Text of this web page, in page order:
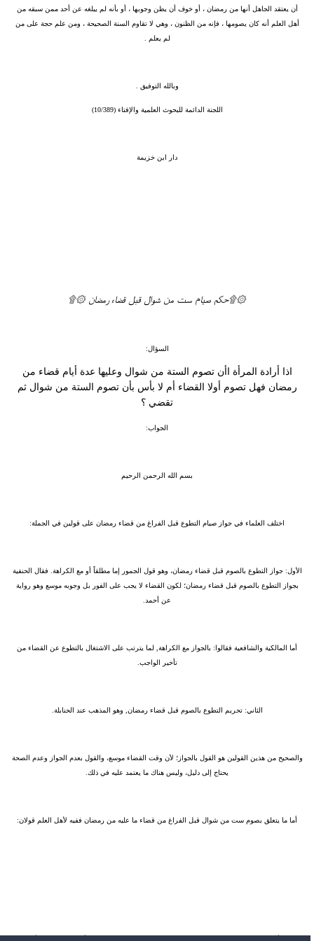
أن يعتقد الجاهل أنها من رمضان ، أو خوف أن يظن وجوبها ، أو بأنه لم يبلغه عن أحد ممن سبقه من
أهل العلم أنه كان يصومها ، فإنه من الظنون ، وهي لا تقاوم السنة الصحيحة ، ومن علم حجة على من
لم يعلم .
وبالله التوفيق .
اللجنة الدائمة للبحوث العلمية والإفتاء (10/389)
دار ابن خزيمة
۞۩حكم صيام ست من شوال قبل قضاء رمضان ۞۩
السؤال:
اذا أرادة المرأة اأن تصوم الستة من شوال وعليها عدة أيام قضاء من
رمضان فهل تصوم أولا القضاء أم لا بأس بأن تصوم الستة من شوال ثم
تقضي ؟
الجواب:
بسم الله الرحمن الرحيم
اختلف العلماء في جواز صيام التطوع قبل الفراغ من قضاء رمضان على قولين في الجملة:
الأول:جواز التطوع بالصوم قبل قضاء رمضان، وهو قول الجمور إما مطلقاً أو مع الكراهة. فقال الحنفية
بجواز التطوع بالصوم قبل قضاء رمضان؛ لكون القضاء لا يجب على الفور بل وجوبه موسع وهو رواية
عن أحمد.
أما المالكية والشافعية فقالوا: بالجواز مع الكراهة, لما يترتب على الاشتغال بالتطوع عن القضاء من
تأخير الواجب.
الثاني:تحريم التطوع بالصوم قبل قضاء رمضان, وهو المذهب عند الحنابلة.
والصحيح من هذين القولين هو القول بالجواز؛ لأن وقت القضاء موسع، والقول بعدم الجواز وعدم الصحة
يحتاج إلى دليل، وليس هناك ما يعتمد عليه في ذلك.
أما ما يتعلق بصوم ست من شوال قبل الفراغ من قضاء ما عليه من رمضان ففيه لأهل العلم قولان: